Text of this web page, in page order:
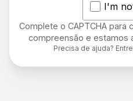
I'm
Complete o CAPTCHA para
compreensão e estamos
Precisa de ajuda?